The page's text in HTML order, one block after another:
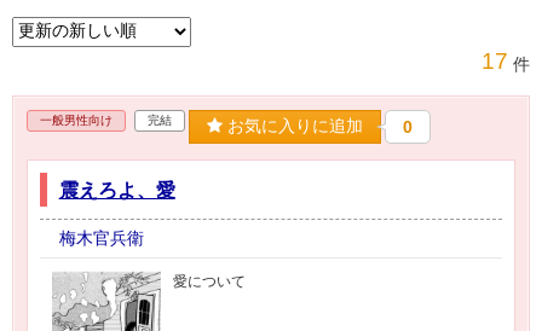
17 件
一般男性向け 完結 お気に入りに追加 0
震えろよ、愛
梅木官兵衛
愛について